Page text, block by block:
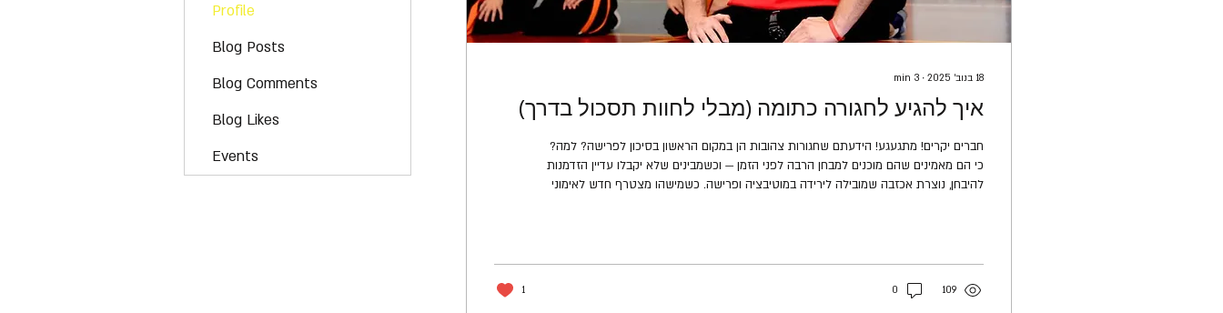
18 בנוב׳ 2025 ∙
3
min
איך להגיע לחגורה כתומה (מבלי לחוות תסכול בדרך)
חברים יקרים! מתגעגע! הידעתם שחגורות צהובות הן במקום הראשון בסיכון לפרישה? למה?
כי הם מאמינים שהם מוכנים למבחן הרבה לפני הזמן — וכשמבינים שלא יקבלו עדיין הזדמנות
להיבחן, נוצרת אכזבה שמובילה לירידה במוטיבציה ופרישה. כשמישהו מצטרף חדש לאימוני
מתחילה...
109
0
1
Profile
Blog Posts
Blog Comments
Blog Likes
Events